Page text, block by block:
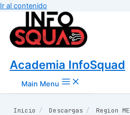
Ir al contenido
Academia InfoSquad
Main Menu
Inicio / Descargas / Region ME